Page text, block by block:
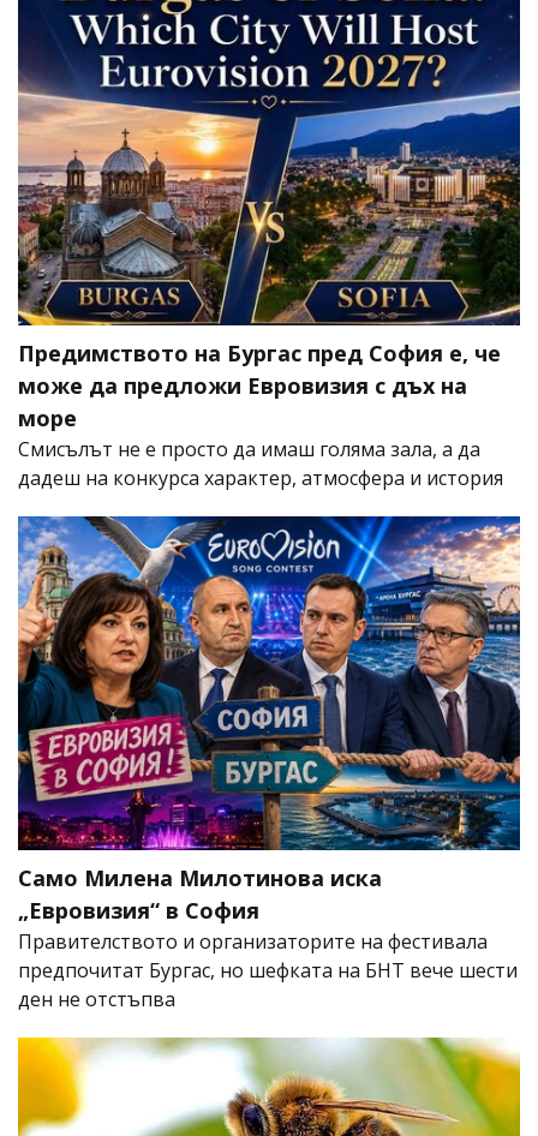
Предимството на Бургас пред София е, че
може да предложи Евровизия с дъх на
море
Смисълът не е просто да имаш голяма зала, а да
дадеш на конкурса характер, атмосфера и история
Само Милена Милотинова иска
„Евровизия“ в София
Правителството и организаторите на фестивала
предпочитат Бургас, но шефката на БНТ вече шести
ден не отстъпва